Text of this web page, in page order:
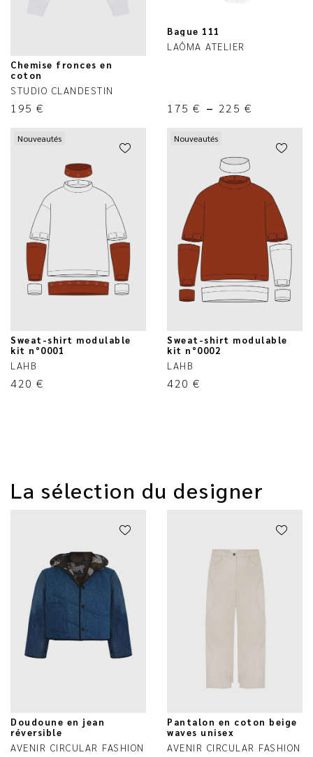
Chemise fronces en
coton
STUDIO CLANDESTIN
195 €
Bague 111
LAÔMA ATELIER
175 € – 225 €
Nouveautés
Sweat-shirt modulable
kit n°0001
LAHB
420 €
Nouveautés
Sweat-shirt modulable
kit n°0002
LAHB
420 €
La sélection du designer
Doudoune en jean
réversible
AVENIR CIRCULAR FASHION
Pantalon en coton beige
waves unisex
AVENIR CIRCULAR FASHION